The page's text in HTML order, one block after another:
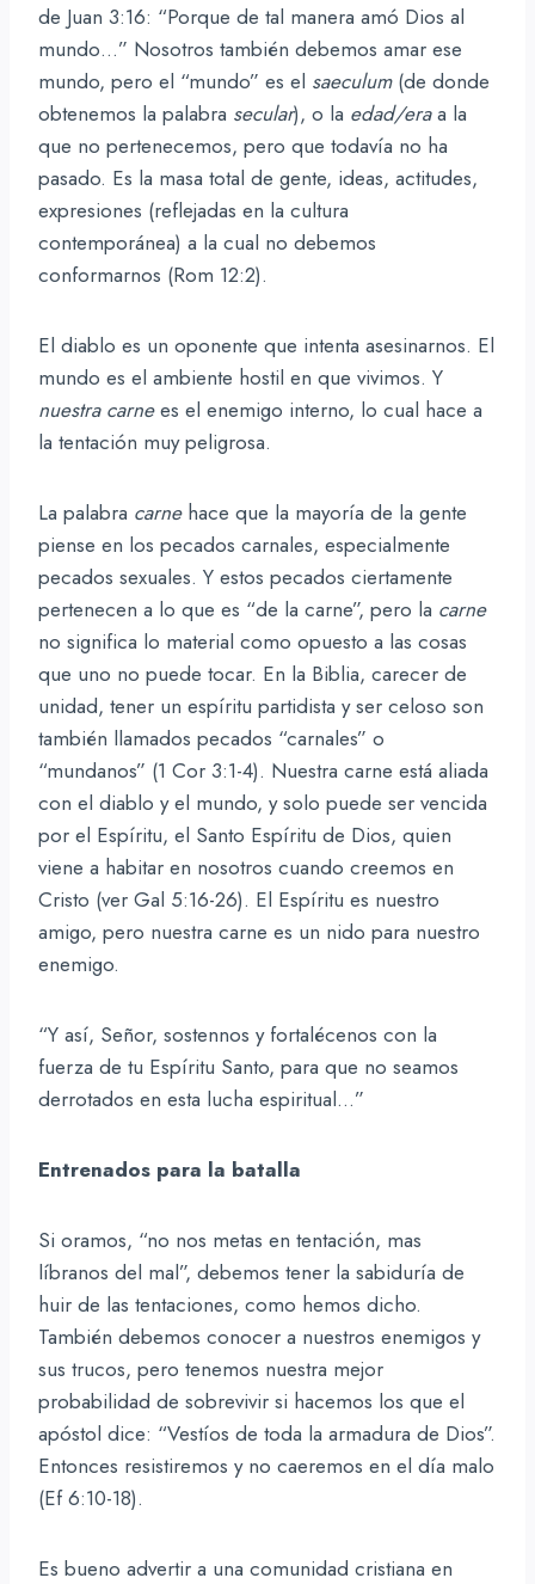
de Juan 3:16: “Porque de tal manera amó Dios al
mundo…” Nosotros también debemos amar ese
mundo, pero el “mundo” es el saeculum (de donde
obtenemos la palabra secular), o la edad/eraa la
que no pertenecemos, pero que todavía no ha
pasado. Es la masa total de gente, ideas, actitudes,
expresiones (reflejadas en la cultura
contemporánea) a la cual no debemos
conformarnos (Rom 12:2).
El diablo es un oponente que intenta asesinarnos. El
mundo es el ambiente hostil en que vivimos. Y
nuestra carnees el enemigo interno, lo cual hace a
la tentación muy peligrosa.
La palabra carne hace que la mayoría de la gente
piense en los pecados carnales, especialmente
pecados sexuales. Y estos pecados ciertamente
pertenecen a lo que es “de la carne”, pero la carne
no significa lo material como opuesto a las cosas
que uno no puede tocar. En la Biblia, carecer de
unidad, tener un espíritu partidista y ser celoso son
también llamados pecados “carnales” o
“mundanos” (1 Cor 3:1-4). Nuestra carne está aliada
con el diablo y el mundo, y solo puede ser vencida
por el Espíritu, el Santo Espíritu de Dios, quien
viene a habitar en nosotros cuando creemos en
Cristo (ver Gal 5:16-26). El Espíritu es nuestro
amigo, pero nuestra carne es un nido para nuestro
enemigo.
“Y así, Señor, sostennos y fortalécenos con la
fuerza de tu Espíritu Santo, para que no seamos
derrotados en esta lucha espiritual…”
Entrenados para la batalla
Si oramos, “no nos metas en tentación, mas
líbranos del mal”, debemos tener la sabiduría de
huir de las tentaciones, como hemos dicho.
También debemos conocer a nuestros enemigos y
sus trucos, pero tenemos nuestra mejor
probabilidad de sobrevivir si hacemos los que el
apóstol dice: “Vestíos de toda la armadura de Dios”.
Entonces resistiremos y no caeremos en el día malo
(Ef 6:10-18).
Es bueno advertir a una comunidad cristiana en